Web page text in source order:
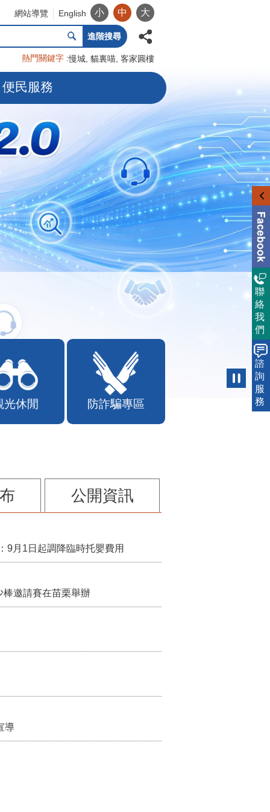
網站導覽 English 小 中 大
進階搜尋
熱門關鍵字 慢城 貓裏喵 客家圓樓
便民服務
光休閒 防詐騙專區
公開資訊
9月1日起調降臨時托嬰費用
邀請賽在苗栗舉辦
導
聯
絡
我
們
諮
詢
服
務